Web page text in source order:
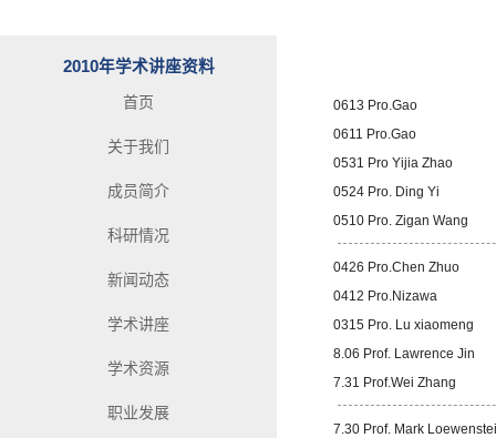
2010年学术讲座资料
首页
关于我们
成员简介
科研情况
新闻动态
学术讲座
学术资源
职业发展
0613 Pro.Gao
0611 Pro.Gao
0531 Pro Yijia Zhao
0524 Pro. Ding Yi
0510 Pro. Zigan Wang
0426 Pro.Chen Zhuo
0412 Pro.Nizawa
0315 Pro. Lu xiaomeng
8.06 Prof. Lawrence Jin
7.31 Prof.Wei Zhang
7.30 Prof. Mark